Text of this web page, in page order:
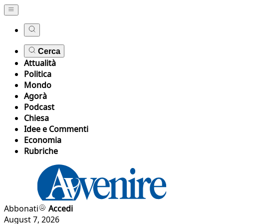
Cerca
Attualità
Politica
Mondo
Agorà
Podcast
Chiesa
Idee e Commenti
Economia
Rubriche
Abbonati
Accedi
August 7, 2026